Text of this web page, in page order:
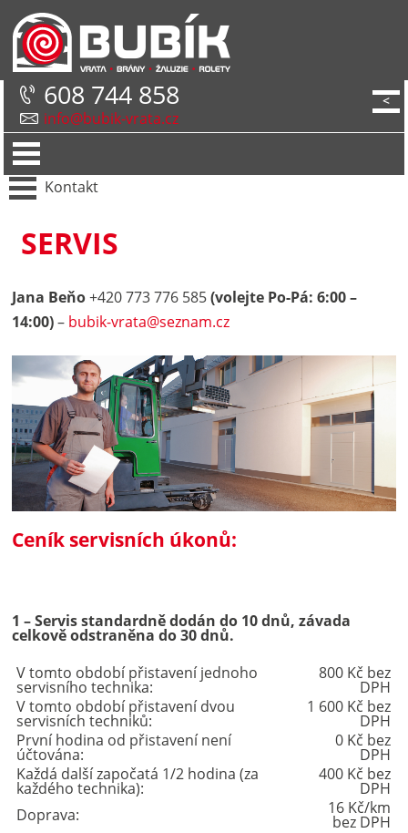
608 744 858
info@bubik-vrata.cz
<
Kontakt
SERVIS
Jana Beňo+420 773 776 585(volejte Po-Pá: 6:00 –
14:00)– bubik-vrata@seznam.cz
Ceník servisních úkonů:
1 – Servis standardně dodán do 10 dnů, závada
celkově odstraněna do 30 dnů.
V tomto období přistavení jednoho
servisního technika:
800 Kč bez
DPH
V tomto období přistavení dvou
servisních techniků:
1 600 Kč bez
DPH
První hodina od přistavení není
účtována:
0 Kč bez
DPH
Každá další započatá 1/2 hodina (za
každého technika):
400 Kč bez
DPH
Doprava:
16 Kč/km
bez DPH